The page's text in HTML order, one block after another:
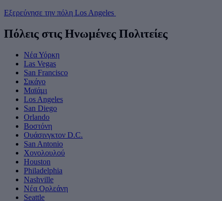
Εξερεύνησε την πόλη Los Angeles
Πόλεις στις Ηνωμένες Πολιτείες
Νέα Υόρκη
Las Vegas
San Francisco
Σικάγο
Μαϊάμι
Los Angeles
San Diego
Orlando
Βοστόνη
Ουάσινγκτον D.C.
San Antonio
Χονολουλού
Houston
Philadelphia
Nashville
Νέα Ορλεάνη
Seattle